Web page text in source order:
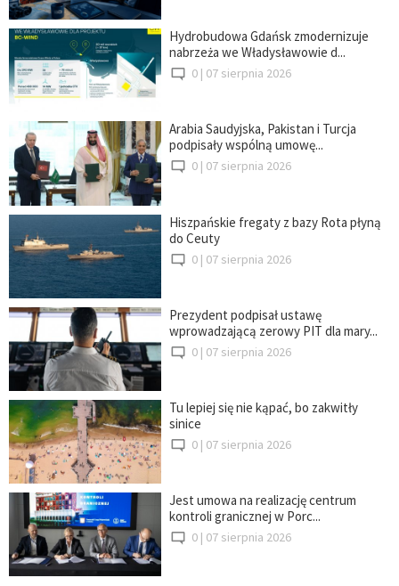
Hydrobudowa Gdańsk zmodernizuje
nabrzeża we Władysławowie d...
0 | 07 sierpnia 2026
Arabia Saudyjska, Pakistan i Turcja
podpisały wspólną umowę...
0 | 07 sierpnia 2026
Hiszpańskie fregaty z bazy Rota płyną
do Ceuty
0 | 07 sierpnia 2026
Prezydent podpisał ustawę
wprowadzającą zerowy PIT dla mary...
0 | 07 sierpnia 2026
Tu lepiej się nie kąpać, bo zakwitły
sinice
0 | 07 sierpnia 2026
Jest umowa na realizację centrum
kontroli granicznej w Porc...
0 | 07 sierpnia 2026